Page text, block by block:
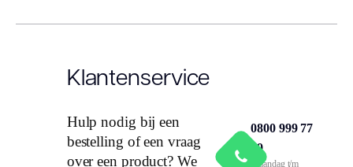
Klantenservice
Hulp nodig bij een
bestelling of een vraag
over een product? We
0800 999 77
79
Maandag t/m